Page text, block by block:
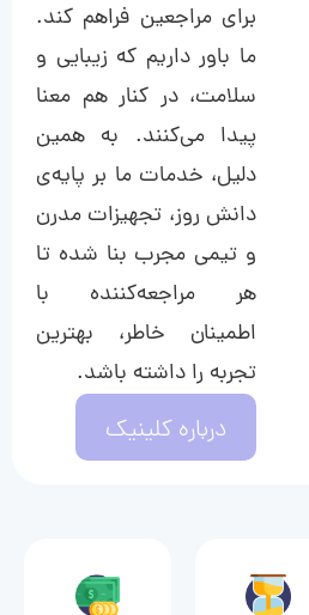
برای مراجعین فراهم کند.
ما باور داریم که زیبایی و
سلامت، در کنار هم معنا
پیدا می‌کنند. به همین
دلیل، خدمات ما بر پایه‌ی
دانش روز، تجهیزات مدرن
و تیمی مجرب بنا شده تا
هر مراجعه‌کننده با
اطمینان خاطر، بهترین
تجربه را داشته باشد.
درباره کلینیک